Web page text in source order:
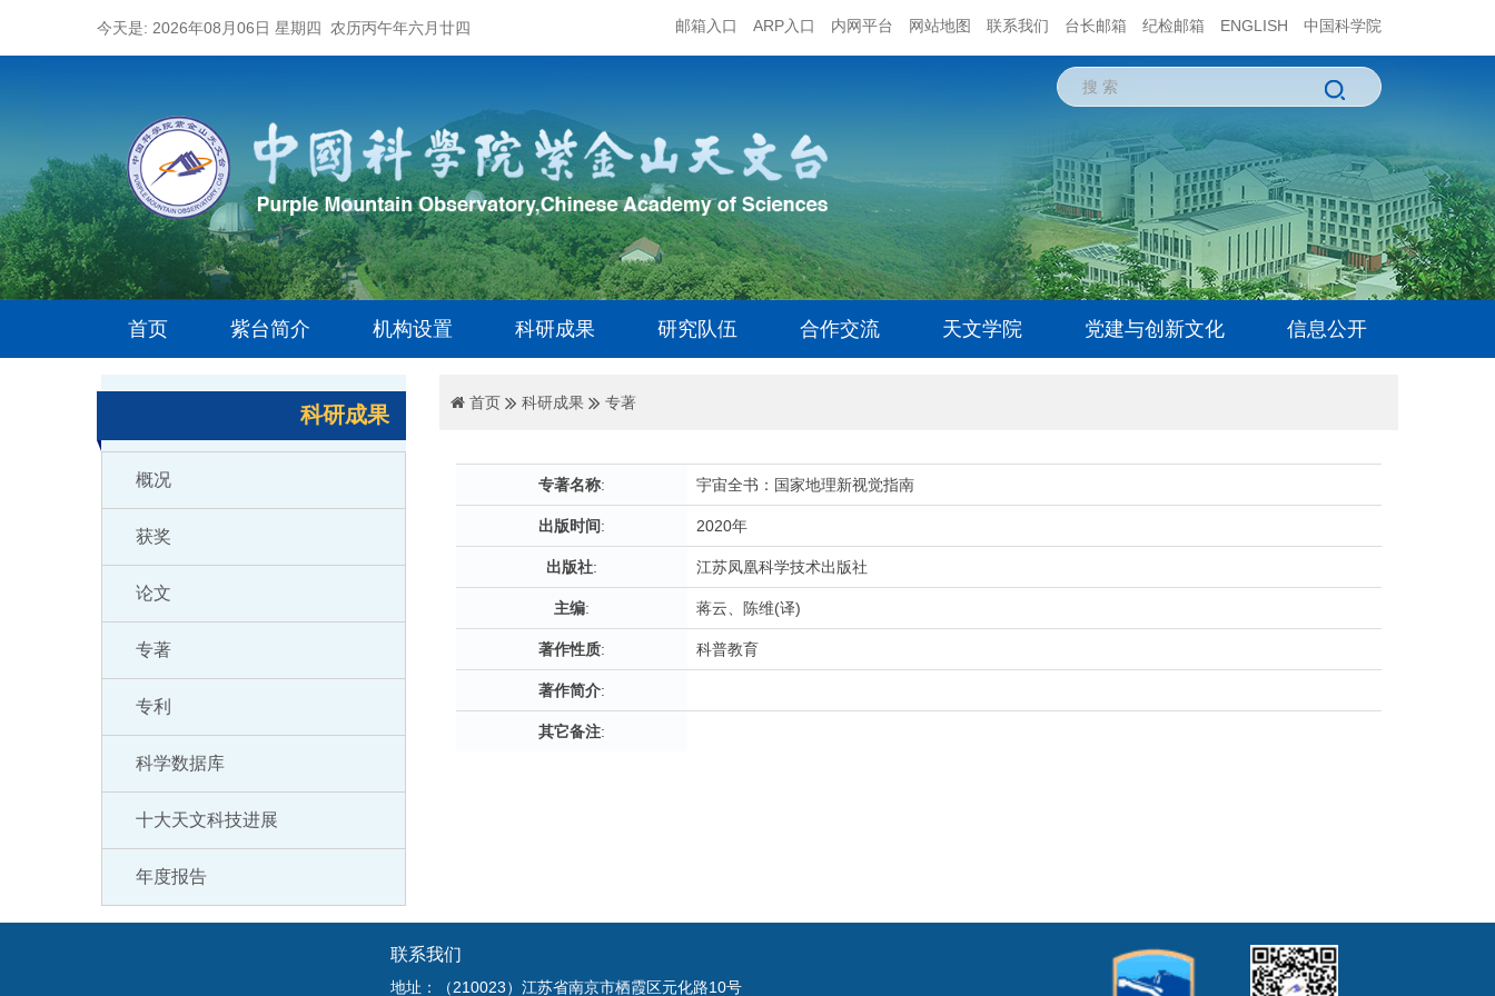
今天是: 2026年08月06日 星期四 农历丙午年六月廿四 邮箱入口 ARP入口 内网平台 网站地图 联系我们 台长邮箱 纪检邮箱 ENGLISH 中国科学院
首页 紫台简介 机构设置 科研成果 研究队伍 合作交流 天文学院 党建与创新文化 信息公开
科研成果
概况
获奖
论文
专著
专利
科学数据库
十大天文科技进展
年度报告
首页 科研成果 专著
专著名称: 宇宙全书：国家地理新视觉指南
出版时间: 2020年
出版社: 江苏凤凰科学技术出版社
主编: 蒋云、陈维(译)
著作性质: 科普教育
著作简介:
其它备注:
联系我们
地址：（210023）江苏省南京市栖霞区元化路10号